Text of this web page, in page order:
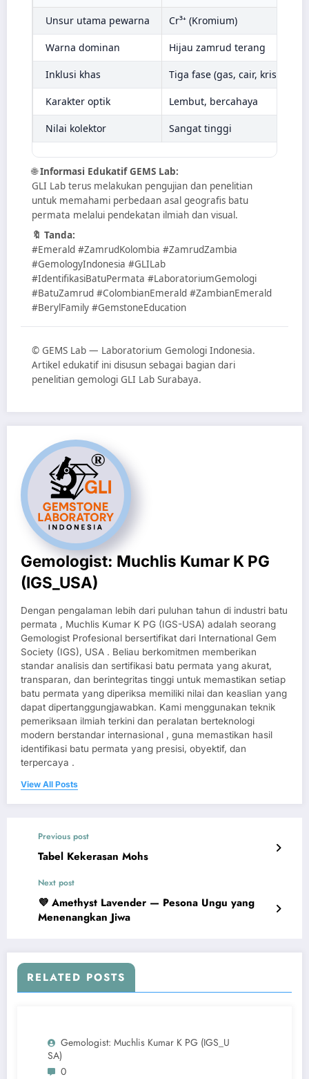
Unsur utama pewarna
Cr³⁺ (Kromium)
Warna dominan Hijau zamrud terang
Inklusi khas Tiga fase (gas, cair, kristal)
Karakter optik Lembut, bercahaya
Nilai kolektor Sangat tinggi
🌐Informasi Edukatif GEMS Lab:
GLI Lab terus melakukan pengujian dan penelitian
untuk memahami perbedaan asal geografis batu
permata melalui pendekatan ilmiah dan visual.
🔖 Tanda:
#Emerald #ZamrudKolombia #ZamrudZambia
#GemologyIndonesia #GLILab
#IdentifikasiBatuPermata #LaboratoriumGemologi
#BatuZamrud #ColombianEmerald #ZambianEmerald
#BerylFamily #GemstoneEducation
© GEMS Lab — Laboratorium Gemologi Indonesia.
Artikel edukatif ini disusun sebagai bagian dari
penelitian gemologi GLI Lab Surabaya.
Gemologist: Muchlis Kumar K PG
(IGS_USA)
Dengan pengalaman lebih dari puluhan tahun di industri batu
permata , Muchlis Kumar K PG (IGS-USA) adalah seorang
Gemologist Profesional bersertifikat dari International Gem
Society (IGS), USA . Beliau berkomitmen memberikan
standar analisis dan sertifikasi batu permata yang akurat,
transparan, dan berintegritas tinggi untuk memastikan setiap
batu permata yang diperiksa memiliki nilai dan keaslian yang
dapat dipertanggungjawabkan. Kami menggunakan teknik
pemeriksaan ilmiah terkini dan peralatan berteknologi
modern berstandar internasional , guna memastikan hasil
identifikasi batu permata yang presisi, obyektif, dan
terpercaya .
View All Posts
Previous post
Tabel Kekerasan Mohs
Next post
💜 Amethyst Lavender — Pesona Ungu yang
Menenangkan Jiwa
RELATED POSTS
Gemologist: Muchlis Kumar K PG (IGS_U
SA)
0